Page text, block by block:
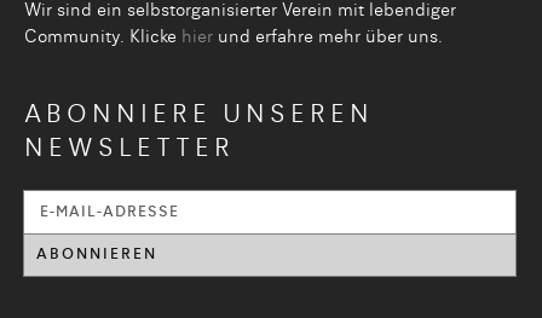
Wir sind ein selbstorganisier­ter Verein mit lebendiger
Community. Klicke hier und erfahre mehr über uns.
ABONNIERE UNSEREN
NEWSLETTER